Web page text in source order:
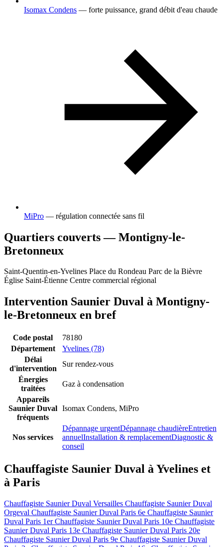
Isomax Condens — forte puissance, grand débit d'eau chaude
MiPro — régulation connectée sans fil
Quartiers couverts — Montigny-le-
Bretonneux
Saint-Quentin-en-Yvelines Place du Rondeau Parc de la Bièvre
Église Saint-Étienne Centre commercial régional
Intervention Saunier Duval à Montigny-
le-Bretonneux en bref
Code postal
78180
Département
Yvelines (78)
Délai
d'intervention
Sur rendez-vous
Énergies
traitées
Gaz à condensation
Appareils
Saunier Duval
fréquents
Isomax Condens, MiPro
Nos services
Dépannage urgentDépannage chaudièreEntretien
annuelInstallation & remplacementDiagnostic &
conseil
Chauffagiste Saunier Duval à Yvelines et
à Paris
Chauffagiste Saunier Duval Versailles Chauffagiste Saunier Duval
Orgeval Chauffagiste Saunier Duval Paris 6e Chauffagiste Saunier
Duval Paris 1erChauffagiste Saunier Duval Paris 10e Chauffagiste
Saunier Duval Paris 13e Chauffagiste Saunier Duval Paris 20e
Chauffagiste Saunier Duval Paris 9e Chauffagiste Saunier Duval